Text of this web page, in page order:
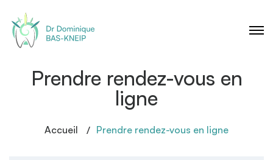
Prendre rendez-vous en
ligne
Accueil Prendre rendez-vous en ligne